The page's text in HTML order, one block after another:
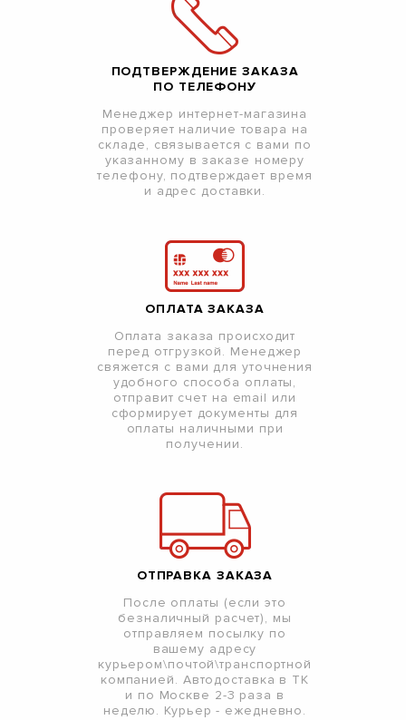
ПОДТВЕРЖДЕНИЕ ЗАКАЗА
ПО ТЕЛЕФОНУ
Менеджер интернет-магазина
проверяет наличие товара на
складе, связывается с вами по
указанному в заказе номеру
телефону, подтверждает время
и адрес доставки.
ОПЛАТА ЗАКАЗА
Оплата заказа происходит
перед отгрузкой. Менеджер
свяжется с вами для уточнения
удобного способа оплаты,
отправит счет на email или
сформирует документы для
оплаты наличными при
получении.
ОТПРАВКА ЗАКАЗА
После оплаты (если это
безналичный расчет), мы
отправляем посылку по
вашему адресу
курьером\почтой\транспортной
компанией. Автодоставка в ТК
и по Москве 2-3 раза в
неделю. Курьер - ежедневно.